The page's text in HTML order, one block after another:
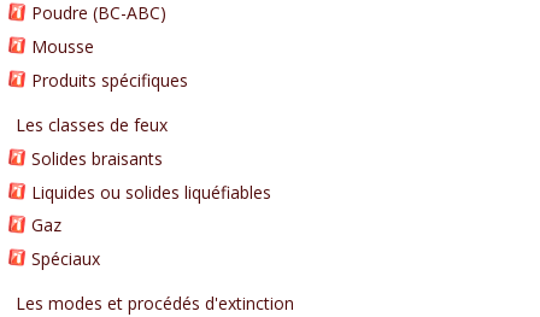
Poudre (BC-ABC)
Mousse
Produits spécifiques
Les classes de feux
Solides braisants
Liquides ou solides liquéfiables
Gaz
Spéciaux
Les modes et procédés d'extinction